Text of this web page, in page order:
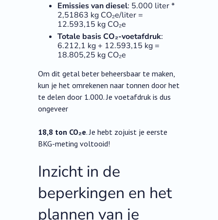
Emissies van diesel: 5.000 liter *
2,51863 kg CO₂e/liter =
12.593,15 kg CO₂e
Totale basis CO₂-voetafdruk:
6.212,1 kg + 12.593,15 kg =
18.805,25 kg CO₂e
Om dit getal beter beheersbaar te maken,
kun je het omrekenen naar tonnen door het
te delen door 1.000. Je voetafdruk is dus
ongeveer
18,8 ton CO₂e. Je hebt zojuist je eerste
BKG-meting voltooid!
Inzicht in de
beperkingen en het
plannen van je